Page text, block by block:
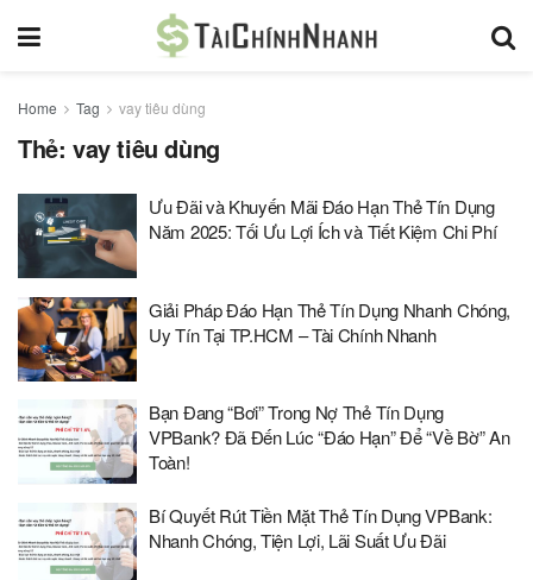
Home Tag vay tiêu dùng
Thẻ: vay tiêu dùng
Ưu Đãi và Khuyến Mãi Đáo Hạn Thẻ Tín Dụng
Năm 2025: Tối Ưu Lợi Ích và Tiết Kiệm Chi Phí
Giải Pháp Đáo Hạn Thẻ Tín Dụng Nhanh Chóng,
Uy Tín Tại TP.HCM – Tài Chính Nhanh
Bạn Đang “Bơi” Trong Nợ Thẻ Tín Dụng
VPBank? Đã Đến Lúc “Đáo Hạn” Để “Về Bờ” An
Toàn!
Bí Quyết Rút Tiền Mặt Thẻ Tín Dụng VPBank:
Nhanh Chóng, Tiện Lợi, Lãi Suất Ưu Đãi